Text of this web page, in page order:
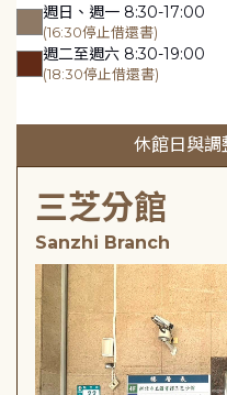
週日、週一 8:30-17:00
(16:30停止借還書)
週二至週六 8:30-19:00
(18:30停止借還書)
休館日與調
三芝分館
Sanzhi Branch